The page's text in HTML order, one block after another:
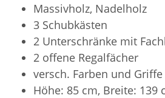
Massivholz, Nadelholz
3 Schubkästen
2 Unterschränke mit
2 offene Regalfächer
versch. Farben und
Höhe: 85 cm, Breite: 139